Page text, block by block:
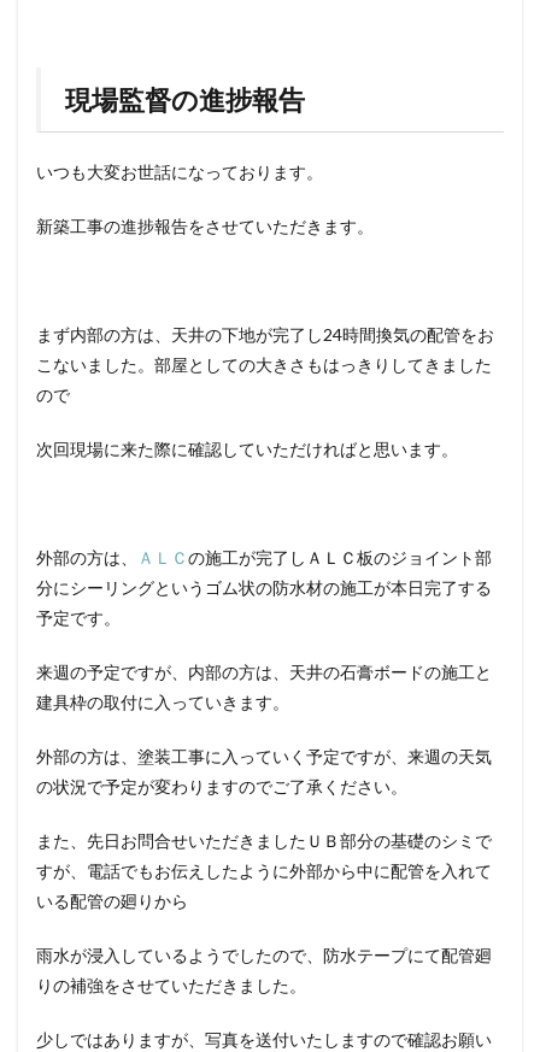
現場監督の進捗報告
いつも大変お世話になっております。
新築工事の進捗報告をさせていただきます。
まず内部の方は、天井の下地が完了し24時間換気の配管をお
こないました。部屋としての大きさもはっきりしてきました
ので
次回現場に来た際に確認していただければと思います。
外部の方は、 ＡＬＣの施工が完了しＡＬＣ板のジョイント部
分にシーリングというゴム状の防水材の施工が本日完了する
予定です。
来週の予定ですが、内部の方は、天井の石膏ボードの施工と
建具枠の取付に入っていきます。
外部の方は、塗装工事に入っていく予定ですが、来週の天気
の状況で予定が変わりますのでご了承ください。
また、先日お問合せいただきましたＵＢ部分の基礎のシミで
すが、電話でもお伝えしたように外部から中に配管を入れて
いる配管の廻りから
雨水が浸入しているようでしたので、防水テープにて配管廻
りの補強をさせていただきました。
少しではありますが、写真を送付いたしますので確認お願い